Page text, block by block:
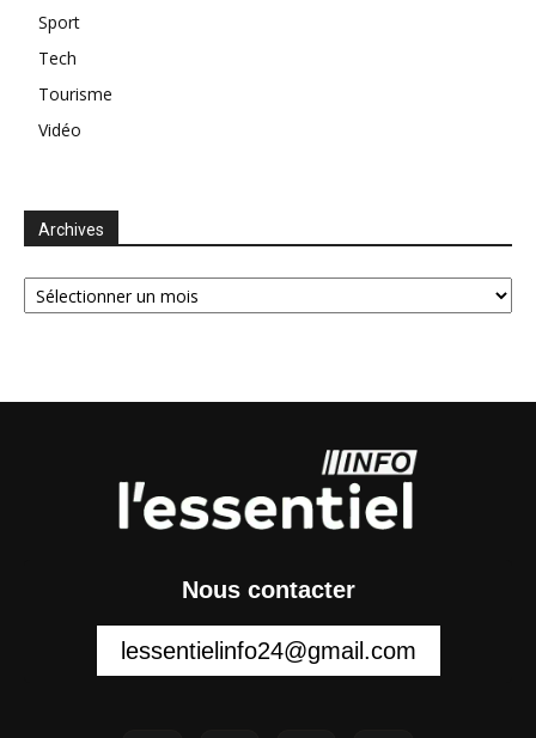
Sport
Tech
Tourisme
Vidéo
Archives
Archives
Nous contacter
lessentielinfo24@gmail.com